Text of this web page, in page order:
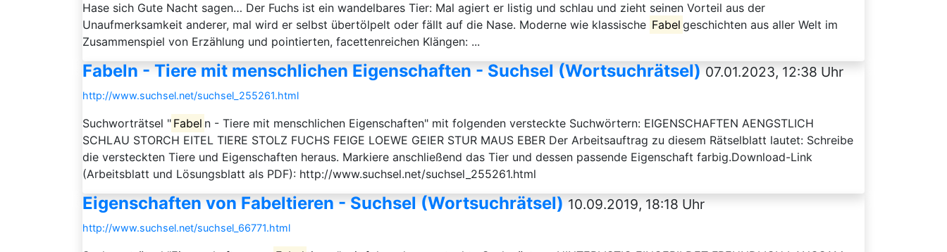
Hase sich Gute Nacht sagen… Der Fuchs ist ein wandelbares Tier: Mal agiert er listig und schlau und zieht seinen Vorteil aus der
Unaufmerksamkeit anderer, mal wird er selbst übertölpelt oder fällt auf die Nase. Moderne wie klassische Fabel geschichten aus aller Welt im
Zusammenspiel von Erzählung und pointierten, facettenreichen Klängen: ...
Fabeln - Tiere mit menschlichen Eigenschaften - Suchsel (Wortsuchrätsel) 07.01.2023, 12:38 Uhr
http://www.suchsel.net/suchsel_255261.html
Suchworträtsel " Fabel n - Tiere mit menschlichen Eigenschaften" mit folgenden versteckte Suchwörtern: EIGENSCHAFTEN AENGSTLICH
SCHLAU STORCH EITEL TIERE STOLZ FUCHS FEIGE LOEWE GEIER STUR MAUS EBER Der Arbeitsauftrag zu diesem Rätselblatt lautet: Schreibe
die versteckten Tiere und Eigenschaften heraus. Markiere anschließend das Tier und dessen passende Eigenschaft farbig.Download-Link
(Arbeitsblatt und Lösungsblatt als PDF): http://www.suchsel.net/suchsel_255261.html
Eigenschaften von Fabeltieren - Suchsel (Wortsuchrätsel) 10.09.2019, 18:18 Uhr
http://www.suchsel.net/suchsel_66771.html